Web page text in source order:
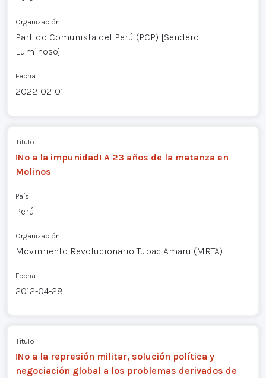
Organización
Partido Comunista del Perú (PCP) [Sendero
Luminoso]
Fecha
2022-02-01
Título
¡No a la impunidad! A 23 años de la matanza en
Molinos
País
Perú
Organización
Movimiento Revolucionario Tupac Amaru (MRTA)
Fecha
2012-04-28
Título
¡No a la represión militar, solución política y
negociación global a los problemas derivados de